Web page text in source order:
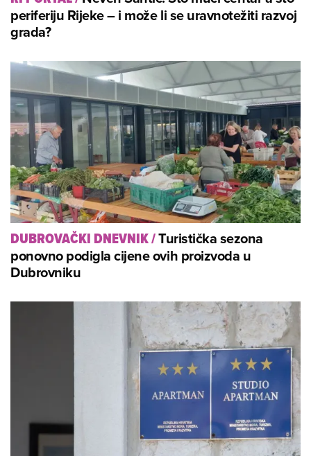
periferiju Rijeke – i može li se uravnotežiti razvoj
grada?
DUBROVAČKI DNEVNIK/Turistička sezona
ponovno podigla cijene ovih proizvoda u
Dubrovniku